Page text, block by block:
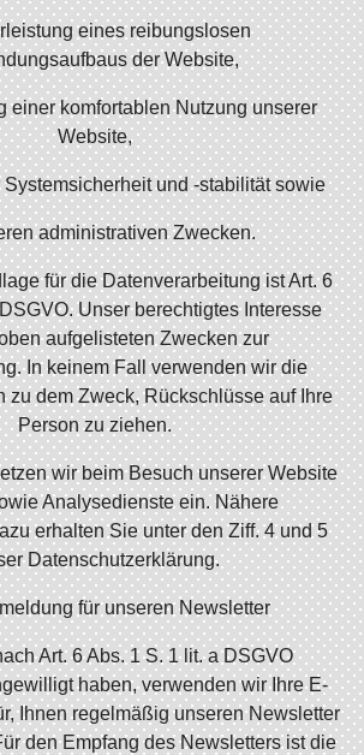
eines reibungslosen
der Website,
einer komfortablen Nutzung unserer
Website,
und -stabilität sowie
administrativen Zwecken.
für die Datenverarbeitung ist Art. 6
Unser berechtigtes Interesse
aufgelisteten Zwecken zur
In keinem Fall verwenden wir die
zu dem Zweck, Rückschlüsse auf Ihre
Person zu ziehen.
wir beim Besuch unserer Website
Analysedienste ein. Nähere
erhalten Sie unter den Ziff. 4 und 5
Datenschutzerklärung.
für unseren Newsletter
Art. 6 Abs. 1 S. 1 lit. a DSGVO
haben, verwenden wir Ihre E-
Ihnen regelmäßig unseren Newsletter
den Empfang des Newsletters ist die